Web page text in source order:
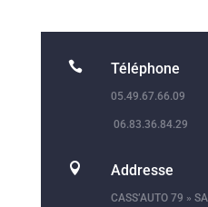
 Téléphone
05.49.67.66.09
06.83.36.84.29
 Addresse
CASS’AUTO 79 »